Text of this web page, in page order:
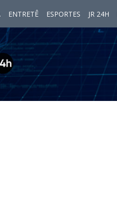
ENTRETÊ ESPORTES JR 24H